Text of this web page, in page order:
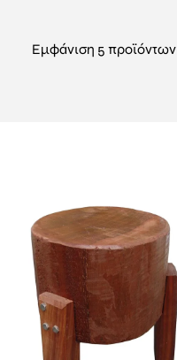
Εμφάνιση 5 προϊόντων